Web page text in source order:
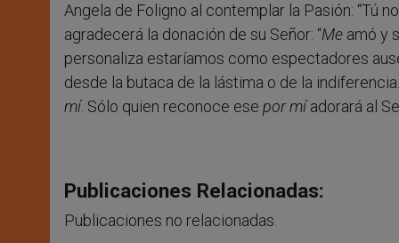
Angela de Foligno al contemplar la Pasión: “Tú no
agradecerá la donación de su Señor: “Me amó y
personaliza estaríamos como espectadores
desde la butaca de la lástima o de la
mí. Sólo quien reconoce ese por míadorará al
Publicaciones Relacionadas:
Publicaciones no relacionadas.